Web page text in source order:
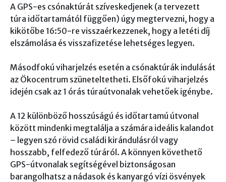
A GPS-es csónaktúrát szíveskedjenek (a tervezett
túra időtartamától függően) úgy megtervezni, hogy a
kikötőbe 16:50-re visszaérkezzenek, hogy a letéti díj
elszámolása és visszafizetése lehetséges legyen.
Másodfokú viharjelzés esetén a csónaktúrák indulását
az Ökocentrum szüneteltetheti. Elsőfokú viharjelzés
idején csak az 1 órás túraútvonalak vehetőek igénybe.
A 12 különböző hosszúságú és időtartamú útvonal
között mindenki megtalálja a számára ideális kalandot
– legyen szó rövid családi kirándulásról vagy
hosszabb, felfedező túráról. A könnyen követhető
GPS-útvonalak segítségével biztonságosan
barangolhatsz a nádasok és kanyargó vízi ösvények